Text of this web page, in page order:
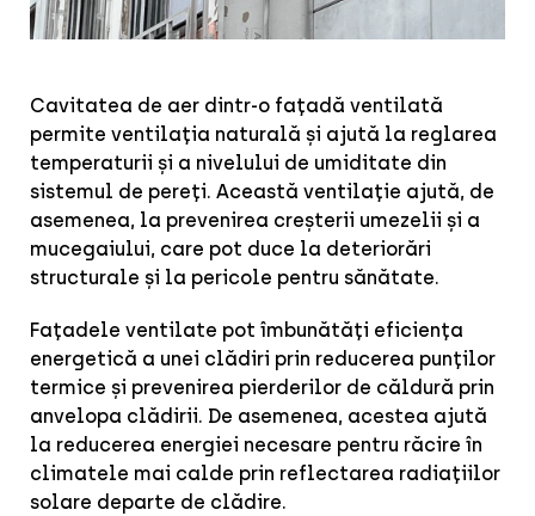
Cavitatea de aer dintr-o fațadă ventilată
permite ventilația naturală și ajută la reglarea
temperaturii și a nivelului de umiditate din
sistemul de pereți. Această ventilație ajută, de
asemenea, la prevenirea creșterii umezelii și a
mucegaiului, care pot duce la deteriorări
structurale și la pericole pentru sănătate.
Fațadele ventilate pot îmbunătăți eficiența
energetică a unei clădiri prin reducerea punților
termice și prevenirea pierderilor de căldură prin
anvelopa clădirii. De asemenea, acestea ajută
la reducerea energiei necesare pentru răcire în
climatele mai calde prin reflectarea radiațiilor
solare departe de clădire.